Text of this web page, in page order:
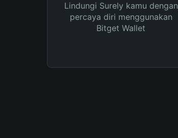
Lindungi Surely kamu dengan
percaya diri menggunakan
Bitget Wallet